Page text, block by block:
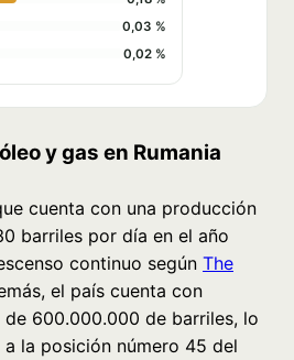
0,03 %
0,02 %
y gas en Rumania
cuenta con una producción
barriles por día en el año
continuo según The
el país cuenta con
600.000.000 de barriles, lo
la posición número 45 del